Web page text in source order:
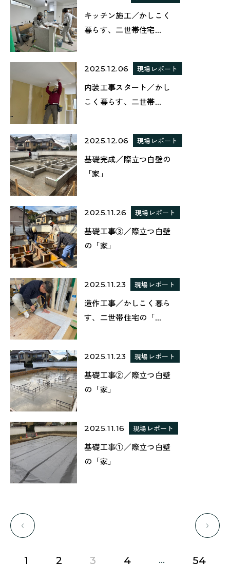
キッチン施工／かしこく
暮らす、二世帯住宅...
2025.12.06 現場レポート
内装工事スタート／かし
こく暮らす、二世帯...
2025.12.06 現場レポート
基礎完成／際立つ白壁の
「家」
2025.11.26 現場レポート
基礎工事③／際立つ白壁
の「家」
2025.11.23 現場レポート
造作工事／かしこく暮ら
す、二世帯住宅の「...
2025.11.23 現場レポート
基礎工事②／際立つ白壁
の「家」
2025.11.16 現場レポート
基礎工事①／際立つ白壁
の「家」
前のページに移動する
page
1 page
2 page
3 page
4 ... page
54
次